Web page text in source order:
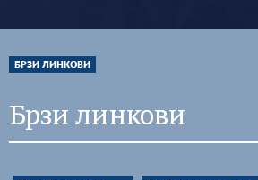
БРЗИ ЛИНКОВИ
Брзи линкови